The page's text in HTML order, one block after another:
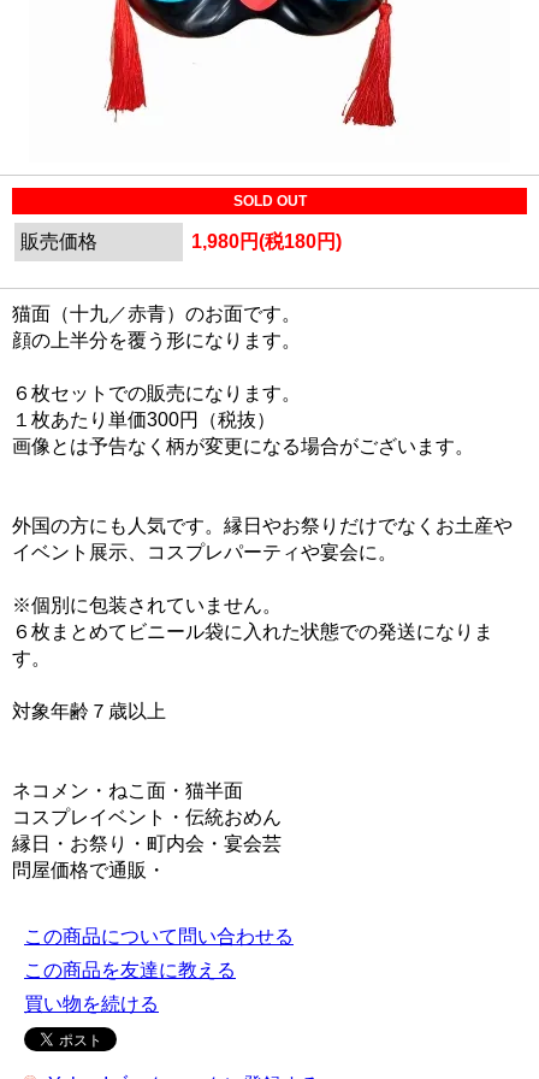
SOLD OUT
販売価格 1,980円(税180円)
猫面（十九／赤青）のお面です。
顔の上半分を覆う形になります。
６枚セットでの販売になります。
１枚あたり単価300円（税抜）
画像とは予告なく柄が変更になる場合がございます。
外国の方にも人気です。縁日やお祭りだけでなくお土産や
イベント展示、コスプレパーティや宴会に。
※個別に包装されていません。
６枚まとめてビニール袋に入れた状態での発送になりま
す。
対象年齢７歳以上
ネコメン・ねこ面・猫半面
コスプレイベント・伝統おめん
縁日・お祭り・町内会・宴会芸
問屋価格で通販・
この商品について問い合わせる
この商品を友達に教える
買い物を続ける